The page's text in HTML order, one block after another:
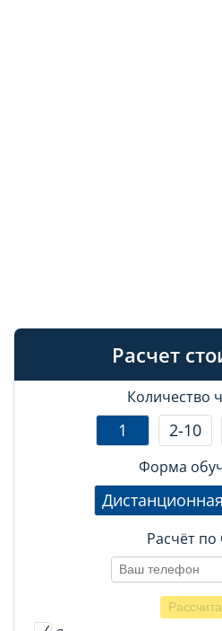
Расчет
Количество
1 2-10
Форма
Дистанционная
Расчёт